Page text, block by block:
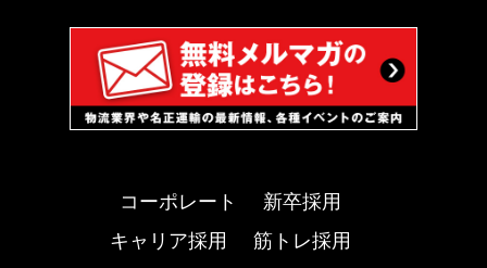
コーポレート
新卒採用
キャリア採用
筋トレ採用